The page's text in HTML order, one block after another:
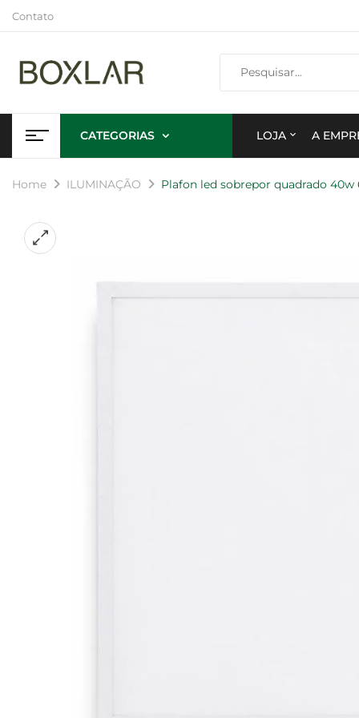
Contato
CATEGORIAS LOJA A
Home ILUMINAÇÃO Plafon led sobrepor quadrado